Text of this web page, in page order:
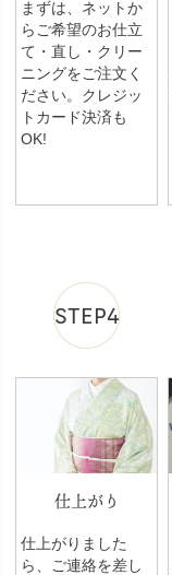
まずは、ネットか
らご希望のお仕立
て・直し・クリー
ニングをご注文く
ださい。クレジッ
トカード決済も
OK!
STEP4
仕上がり
仕上がりました
ら、ご連絡を差し